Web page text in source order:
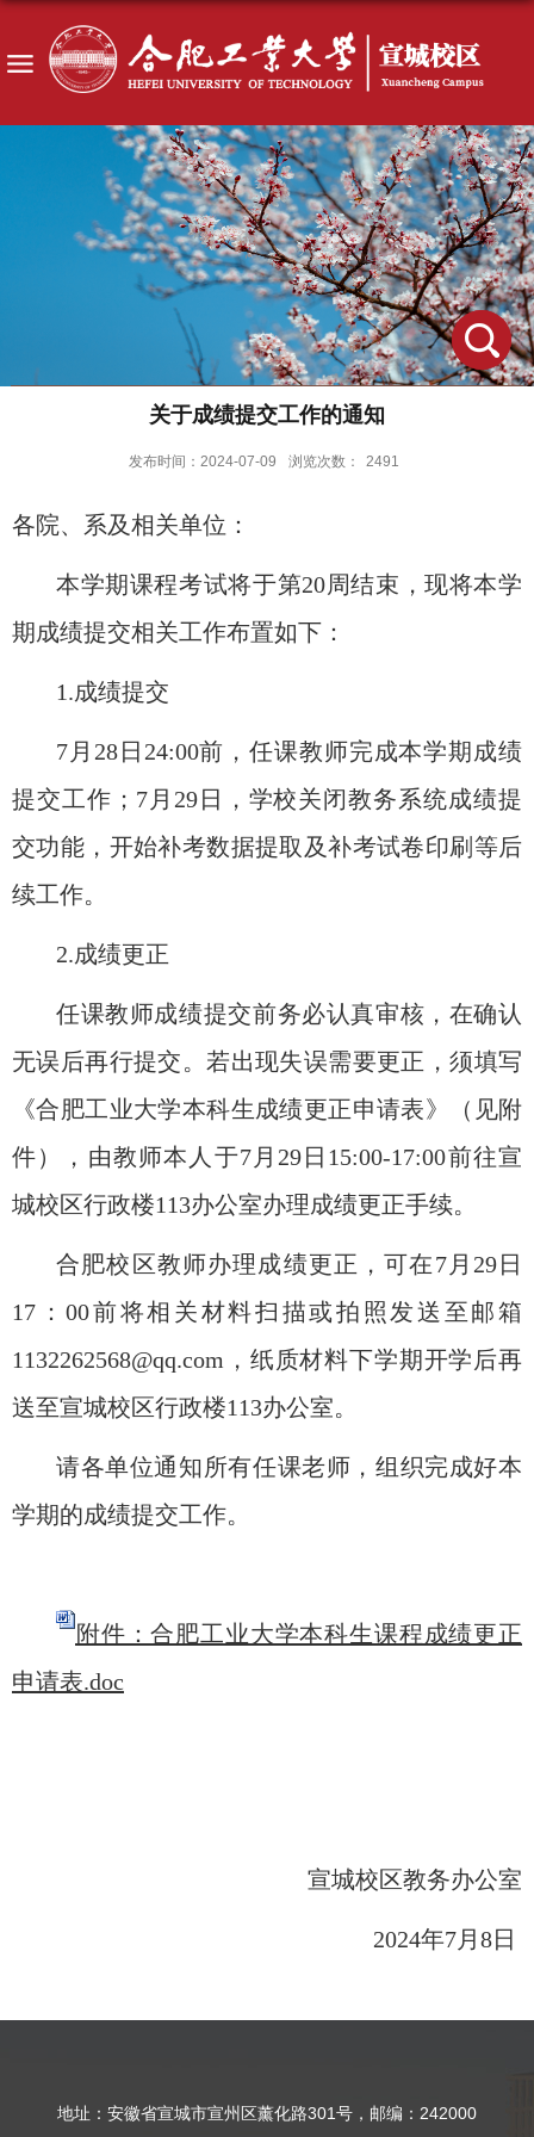
关于成绩提交工作的通知
发布时间：2024-07-09 浏览次数： 2491
各院、系及相关单位：
本学期课程考试将于第20周结束，现将本学
期成绩提交相关工作布置如下：
1.成绩提交
7月 28日 24:00前，任课教师完成本学期成绩
提交工作； 7月 29日，学校关闭教务系统成绩提
交功能，开始补考数据提取及补考试卷印刷等后
续工作。
2.成绩更正
任课教师成绩提交前务必认真审核，在确认
无误后再行提交。若出现失误需要更正，须填写
《合肥工业大学本科生成绩更正申请表》（见附
件），由教师本人于7月29 日 15:00-17:00前往宣
城校区行政楼113办公室办理成绩更正手续。
合肥校区教师办理成绩更正，可在7月 29日
17：00前将相关材料扫描或拍照发送至邮箱
1132262568@qq.com，纸质材料下学期开学后再
送至宣城校区行政楼113办公室。
请各单位通知所有任课老师，组织完成好本
学期的成绩提交工作。
附件：合肥工业大学本科生课程成绩更正
申请表.doc
宣城校区教务办公室
2024年7月 8日
地址：安徽省宣城市宣州区薰化路301号，邮编：242000